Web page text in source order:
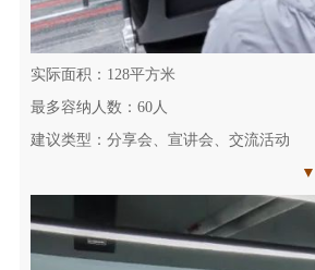
实际面积：128平方米
最多容纳人数：60人
建议类型：分享会、宣讲会、交流活动
▼